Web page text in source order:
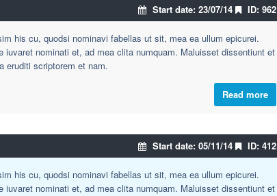
Start date: 23/07/14 ID: 962
his cu, quodsi nominavi fabellas ut sit, mea ea ullum epicurei.
nominati et, ad mea clita numquam. Maluisset dissentiunt et
eruditi scriptorem et nam.
Read more
Start date: 05/11/14 ID: 412
his cu, quodsi nominavi fabellas ut sit, mea ea ullum epicurei.
nominati et, ad mea clita numquam. Maluisset dissentiunt et